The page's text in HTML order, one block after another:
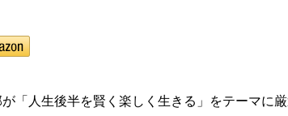
仕事やプライベートで言葉に困った
「人生後半を賢く楽しく生きる」をテーマに